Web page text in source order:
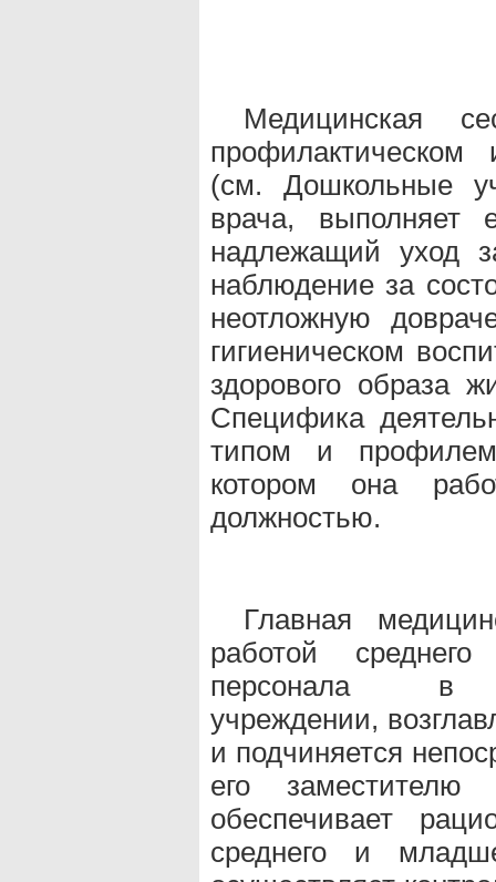
Медицинская
(см. Дошкольные
врача, выполняет
надлежащий уход
наблюдение за
неотложную
гигиеническом
здорового образа
Специфика
типом и
котором она
должностью.
Главная
работой
персонала в
учреждении,
и подчиняется
его
обеспечивает
среднего и